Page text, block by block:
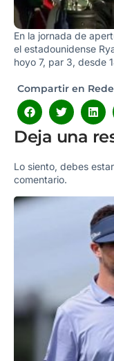
En la jornada de
el estadounidense
hoyo 7, par 3, desde
Compartir en
Deja una
Lo siento, debes estar
comentario.